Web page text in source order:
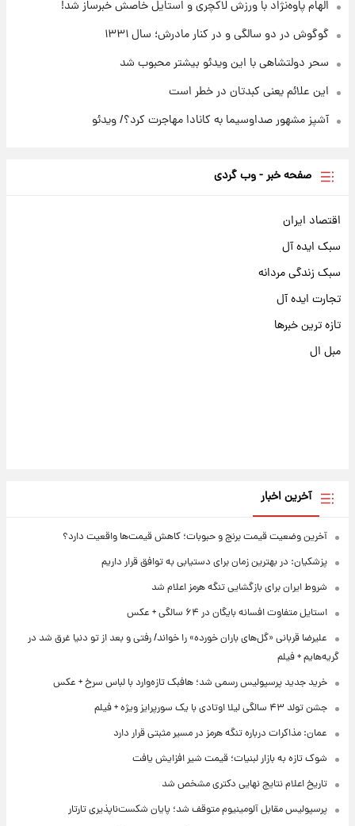
الهام پاوه‌نژاد با ورزش لاکچری و استایل خاصش خبرساز شد!
گوگوش در دو سالگی و در کنار مادرش؛ سال ۱۳۳۱
سحر دولتشاهی با این ویدئو بیشتر محبوب شد
این علائم یعنی کبدتان در خطر است
آشپز مشهور صداوسیما به کانادا مهاجرت کرد؟/ ویدئو
صفحه خبر - وب گردی
اقتصاد ایران
سبک ایده آل
سبک زندگی مردانه
تجارت ایده آل
تازه ترین خبرها
مبل ال
آخرین اخبار
آخرین وضعیت قیمت برنج و حبوبات؛ کاهش قیمت‌ها واقعیت دارد؟
پزشکیان: در بهترین زمان برای دستیابی به توافق قرار داریم
شروط ایران برای بازگشایی تنگه هرمز اعلام شد
استایل متفاوت افسانه بایگان در ۶۴ سالگی + عکس
علیرضا قربانی «گل‌های باران خورده» را خواند/ رفتی و بعد از تو دنیا غرق شد در
گریه‌هایم + فیلم
خرید جدید پرسپولیس رسمی شد؛ هافبک تازه‌وارد با لباس سرخ + عکس
جشن تولد ۴۳ سالگی لیلا اوتادی با یک سورپرایز ویژه + فیلم
عمان: مذاکرات درباره تنگه هرمز در مسیر مثبتی قرار دارد
شوک تازه به بازار لبنیات؛ قیمت شیر افزایش یافت
تاریخ اعلام نتایج نهایی دکتری مشخص شد
پرسپولیس مقابل آلومینیوم متوقف شد؛ پایان شکست‌ناپذیری تارتار